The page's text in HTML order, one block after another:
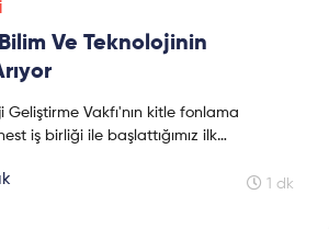
Ve Teknolojinin
Geliştirme Vakfı'nın kitle fonlama
iş birliği ile başlattığımız ilk
1 dk